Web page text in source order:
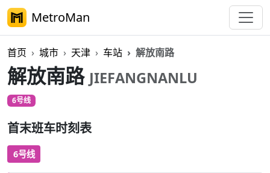
MetroMan
首页 城市 天津 车站 解放南路
解放南路 JIEFANGNANLU
6号线
首末班车时刻表
6号线